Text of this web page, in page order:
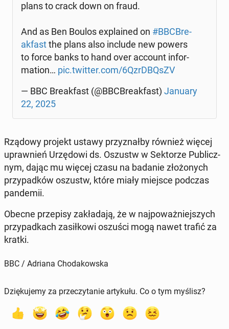
plans to crack down on fraud.
And as Ben Boulos expla­ined on #BBC­Bre­
ak­fastthe plans also include new powers
to force banks to hand over account in­for­
ma­tion… pic.twitter.com/6QzrD­BQsZV
— BBC Bre­ak­fast (@BBC­Bre­ak­fast) January
22, 2025
Rządowy projekt ustawy przy­znał­by również więcej
upraw­nień Urzę­do­wi ds. Oszustw w Sek­to­rze Pu­blicz­
nym, dając mu więcej czasu na badanie zło­żo­nych
przy­pad­ków oszustw, które miały miejsce podczas
pan­de­mii.
Obecne prze­pi­sy za­kła­da­ją, że w naj­po­waż­niej­szych
przy­pad­kach za­sił­ko­wi oszuści mogą nawet trafić za
kratki.
BBC / Adriana Chodakowska
Dziękujemy za przeczytanie artykułu. Co o tym myślisz?